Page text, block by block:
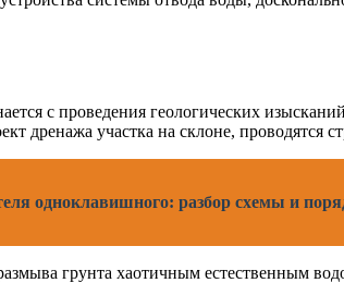
с проведения геологических
дренажа участка на склоне, проводятся
одноклавишного: разбор схемы и
грунта хаотичным естественным